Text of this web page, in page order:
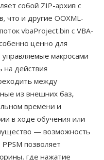
собой ZIP-архив с
что и другие OOXML-
vbaProject.bin с VBA-
ценно для
макросами
на действия
между
из внешних баз,
времени и
в ходе обучения или
— возможность
позволяет
где нажатие